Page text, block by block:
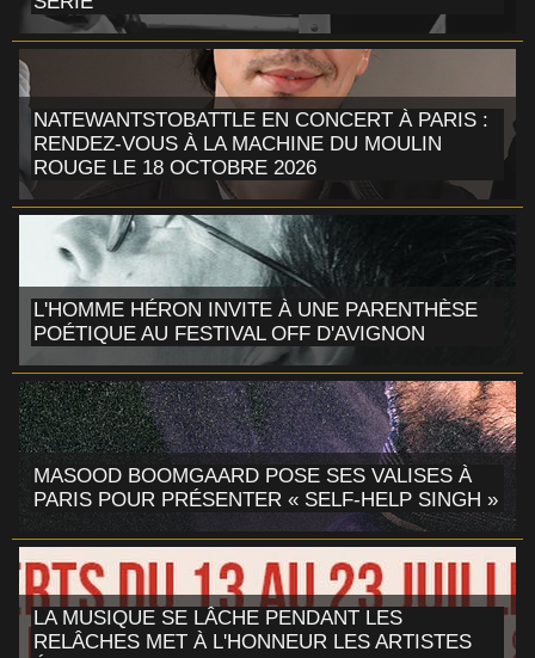
NATEWANTSTOBATTLE EN CONCERT À PARIS :
RENDEZ-VOUS À LA MACHINE DU MOULIN
ROUGE LE 18 OCTOBRE 2026
L'HOMME HÉRON INVITE À UNE PARENTHÈSE
POÉTIQUE AU FESTIVAL OFF D'AVIGNON
MASOOD BOOMGAARD POSE SES VALISES À
PARIS POUR PRÉSENTER « SELF-HELP SINGH »
LA MUSIQUE SE LÂCHE PENDANT LES
RELÂCHES MET À L'HONNEUR LES ARTISTES